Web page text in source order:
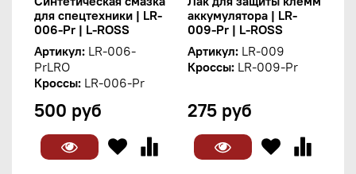
для спецтехники | LR-
006-Pr | L-ROSS
Артикул: LR-006-
PrLRO
Кроссы: LR-006-Pr
500 руб
аккумулятора | LR-
009-Pr | L-ROSS
Артикул: LR-009
Кроссы: LR-009-Pr
275 руб